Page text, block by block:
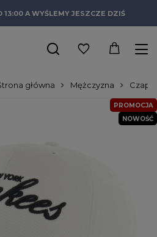
A WYŚLEMY JESZCZE DZIŚ
główna Mężczyzna Czapki
PROMOCJA
NOWOŚĆ